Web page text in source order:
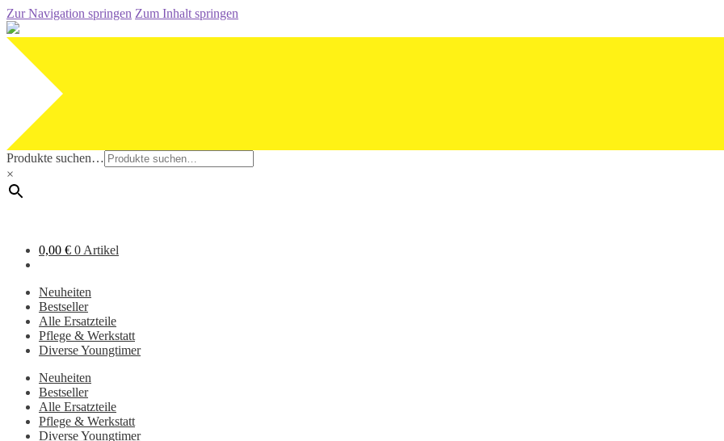
Zur Navigation springen Zum Inhalt springen
Produkte suchen…
×
0,00 € 0 Artikel
Neuheiten
Bestseller
Alle Ersatzteile
Pflege & Werkstatt
Diverse Youngtimer
Neuheiten
Bestseller
Alle Ersatzteile
Pflege & Werkstatt
Diverse Youngtimer